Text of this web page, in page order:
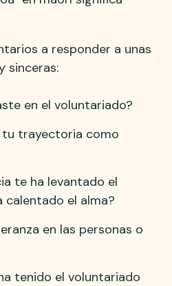
a responder a unas
sinceras:
en el voluntariado?
tu trayectoria como
te ha levantado el
calentado el alma?
en las personas o
tenido el voluntariado